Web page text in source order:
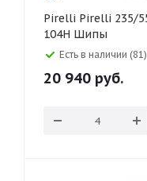
Pirelli Pirelli 235/55 R18 Scorpion Ice Zero 2
104H Шипы
Есть в наличии (81)
20 940 руб.